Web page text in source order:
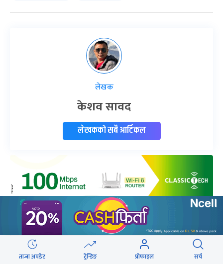
लेखक
केशव सावद
लेखकको सबै आर्टिकल
यो खबर पढेर तपाईलाई कस्तो महसुस भयो ?
ताजा अपडेट ट्रेन्डिङ प्रोफाइल सर्च